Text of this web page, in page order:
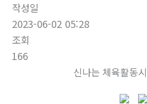
작성일
2023-06-02 05:28
조회
166
신나는 체육활동